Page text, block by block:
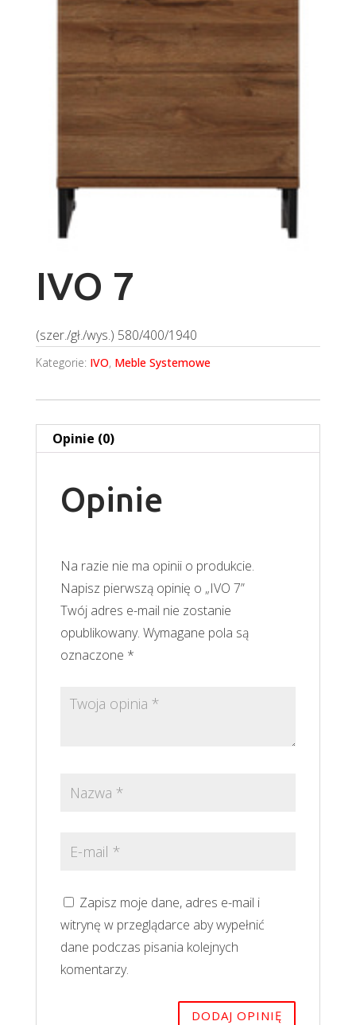
IVO 7
(szer./gł./wys.) 580/400/1940
Kategorie: IVO, Meble Systemowe
Opinie (0)
Opinie
Na razie nie ma opinii o produkcie.
Napisz pierwszą opinię o „IVO 7”
Twój adres e-mail nie zostanie
opublikowany. Wymagane pola są
oznaczone *
Zapisz moje dane, adres e-mail i
witrynę w przeglądarce aby wypełnić
dane podczas pisania kolejnych
komentarzy.